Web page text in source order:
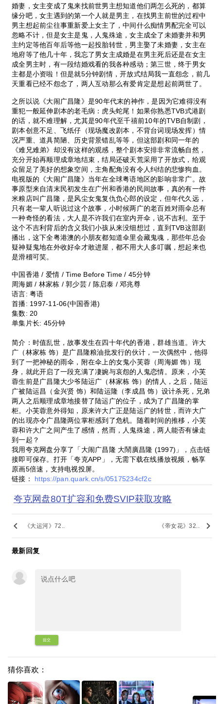
婚妻，女主变成了鬼来找前世男主想知道他们两怎么死的，都算
缘分吧，女主遇到的第一个人就是男主，在找男主前世的过程中
男主想起前尘往事重新爱上女主了，中间什么痴情男配完全可以
忽略不计，但是女主是鬼，人鬼殊途，女主成全了未婚妻并和男
主约定等他百年后等他一起投胎转世，男主娶了未婚妻，女主在
地府等了他几十年，我忘了男女主成婚是在男主死后还是在女主
成全男主时，有一段结婚戏看的我各种感动；第三世，终于男女
主都是小资啦！但是就5分钟剧情，开放式结局我一直怨念，前几
天重看已经不怨念了，两人互动那么有爱肯定是想起前两世了。
之所以说《大闹广昌隆》是90年代末的神作，是因为它难得没有
重犯一般延伸剧本的老毛病：虎头蛇尾！如果你熟悉TVB式港剧
的话，就不难理解，尤其是90年代至千禧前10年的TVB自制剧，
剧本创意不足、飞纸仔（现场魔改剧本，不背台词现场发挥）情
况严重、道具简陋、历史背景错乱等等，但这部剧和同一年的
《难兄难弟》却没有这样的观感，整个剧本安排非常流畅自然，
充分开始再顺理成章地结束，结局还破天荒采用了开放式，给观
众留足了美好的想象空间，主角配角没有令人纠结的悲惨狗血。
电视版的《大闹广昌隆》当年在全球粤语地区的影响非常广。故
事原型来自清末民初发生在广州和香港的民间故事，真的有一件
米粮店叫广昌隆，是风尘女鬼复仇负心郎的设定，但年代久远，
只有老一辈人听说过这个故事，小时候两广的老百姓对雨伞总有
一种奇怪的看法，大人是不许我们在室内开伞，说不吉利。至于
这个不吉利背后的含义我们小孩从来没细想过，直到TVB这部剧
播出，这下全粤港澳的小朋友都知道伞里会藏鬼魂，那些年总会
疑神疑鬼地在外收好伞才敢进屋，都不用大人多叮嘱，想起来也
是滑稽可笑。
中国香港 / 爱情 / Time Before Time / 45分钟
周海媚 / 林家栋 / 郭少芸 / 陈启泰 / 邓兆尊
语言:粤语
首播: 1997-11-06(中国香港)
集数: 20
单集片长: 45分钟
简介：时值乱世，故事发生在四十年代的香港，群雄当道。许大
广（林家栋 饰）是广昌隆粮油批发行的伙计，一次偶然中，他得
到了一把神秘的雨伞，附在伞上的女鬼小芙蓉（周海媚 饰）现
身，就此开启了一段充满了凄婉与哀怨的人鬼恋情。原来，小芙
蓉生前是广昌隆大少爷陆运广（林家栋 饰）的情人，之后，陆运
广被陆运昌（金兴贤 饰）和陆运隆（李成昌 饰）设计杀死，兄弟
两人之后顺理成章地接替了陆运广的位子，成为了广昌隆的掌
柜。小芙蓉意外得知，原来许大广正是陆运广的转世，而许大广
的出现亦令广昌隆两位掌柜感到了危机。随着时间的推移，小芙
蓉和许大广之间产生了感情，然而，人鬼殊途，两人能否有缘走
到一起？
我用夸克网盘分享了「大闹广昌隆 大鬧廣昌隆 (1997)」，点击链
接即可保存。打开「夸克APP」，无需下载在线播放视频，畅享
原画5倍速，支持电视投屏。
链接： https://pan.quark.cn/s/05175234cf2c
夸克网盘80T扩容和免费SVIP获取攻略
keyboard_arrow_left 《大运河》72.. 《帝女花》32.. keyboard_arrow_right
最新回复
提交
猜你喜欢：